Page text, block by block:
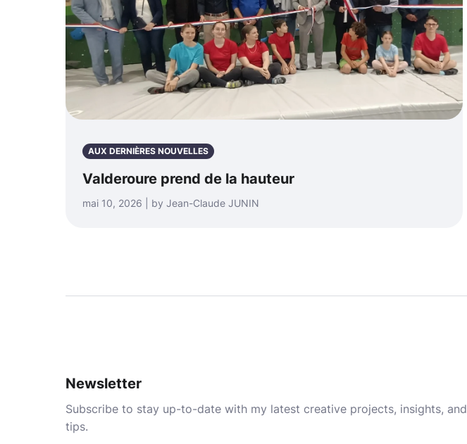
AUX DERNIÈRES NOUVELLES
Valderoure prend de la hauteur
mai 10, 2026 | by Jean-Claude JUNIN
Newsletter
Subscribe to stay up-to-date with my latest creative projects, insights, and
tips.